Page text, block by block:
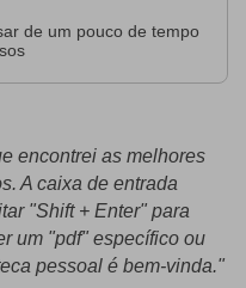
de um pouco de tempo
encontrei as melhores
A caixa de entrada
"Shift + Enter" para
um "pdf" específico ou
pessoal é bem-vinda."